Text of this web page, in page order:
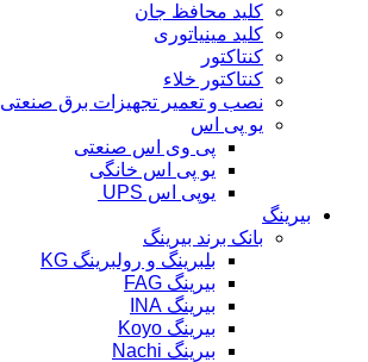
کلید محافظ جان
کلید مینیاتوری
کنتاکتور
کنتاکتور خلاء
نصب و تعمیر تجهیزات برق صنعتی
یو پی اس
پی وی اس صنعتی
یو پی اس خانگی
یوپی اس UPS
بیرینگ
بانک برند بیرینگ
بلبرینگ و رولبرینگ KG
بیرینگ FAG
بیرینگ INA
بیرینگ Koyo
بیرینگ Nachi